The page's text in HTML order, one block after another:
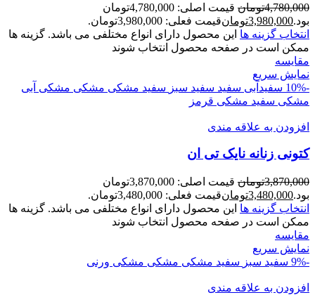
4,780,000تومان
قیمت اصلی: 4,780,000تومان
بود.3,980,000تومانقیمت فعلی: 3,980,000تومان.
انتخاب گزینه ها این محصول دارای انواع مختلفی می باشد. گزینه ها
ممکن است در صفحه محصول انتخاب شوند
مقايسه
نمایش سریع
-10%
سفیدآبی سفید سفید سبز سفید مشکی مشکی مشکی آبی
مشکی سفید مشکی قرمز
افزودن به علاقه مندی
کتونی زنانه نایک تی ان
3,870,000تومان
قیمت اصلی: 3,870,000تومان
بود.3,480,000تومانقیمت فعلی: 3,480,000تومان.
انتخاب گزینه ها این محصول دارای انواع مختلفی می باشد. گزینه ها
ممکن است در صفحه محصول انتخاب شوند
مقايسه
نمایش سریع
-9%
سفید سبز سفید مشکی مشکی مشکی ورنی
افزودن به علاقه مندی